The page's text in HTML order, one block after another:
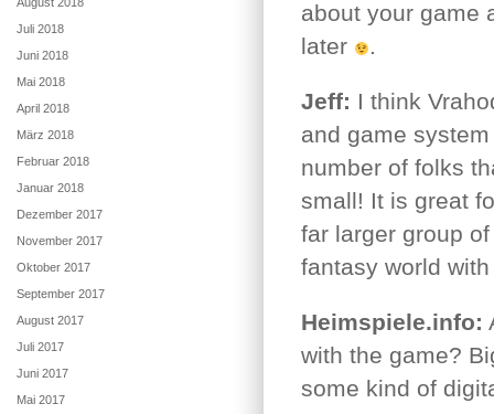
about your game
later
.
Jeff: I think
and game
number of folks
small! It is great
far larger group
fantasy world
Heimspiele.info:
with the game?
some kind of
Juli 2018
Juni 2018
Mai 2018
April 2018
März 2018
Februar 2018
Januar 2018
Dezember 2017
November 2017
Oktober 2017
September 2017
August 2017
Juli 2017
Juni 2017
Mai 2017